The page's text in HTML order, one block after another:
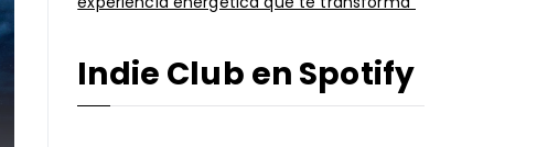
Indie Club en Spotify